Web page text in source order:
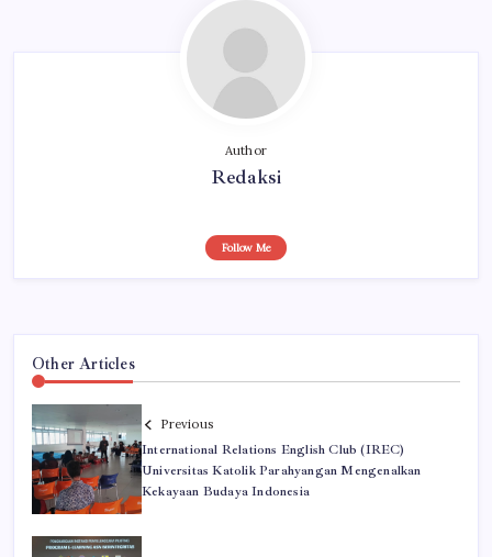
Author
Redaksi
Follow Me
Other Articles
Previous
International Relations English Club (IREC)
Universitas Katolik Parahyangan Mengenalkan
Kekayaan Budaya Indonesia